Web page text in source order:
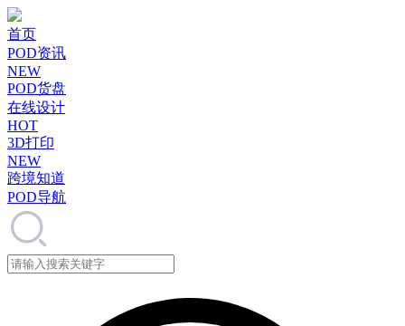
首页
POD资讯
NEW
POD货盘
在线设计
HOT
3D打印
NEW
跨境知道
POD导航